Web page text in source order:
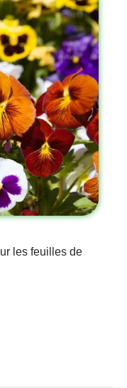
les feuilles de